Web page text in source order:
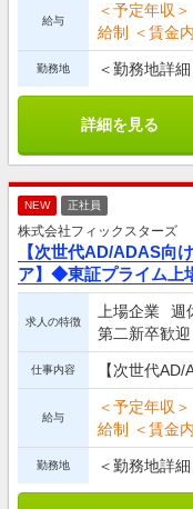
給与
＜予定年収
給制 ＜賃金
勤務地 ＜勤務地詳
詳細を見る
NEW 正社員
株式会社フィックスターズ
【次世代AD/ADAS向
ア】◆東証プライム上
求人の特徴
上場企業 週
第二新卒歓迎
仕事内容 【次世代
給与
＜予定年収
給制 ＜賃金
勤務地 ＜勤務地詳